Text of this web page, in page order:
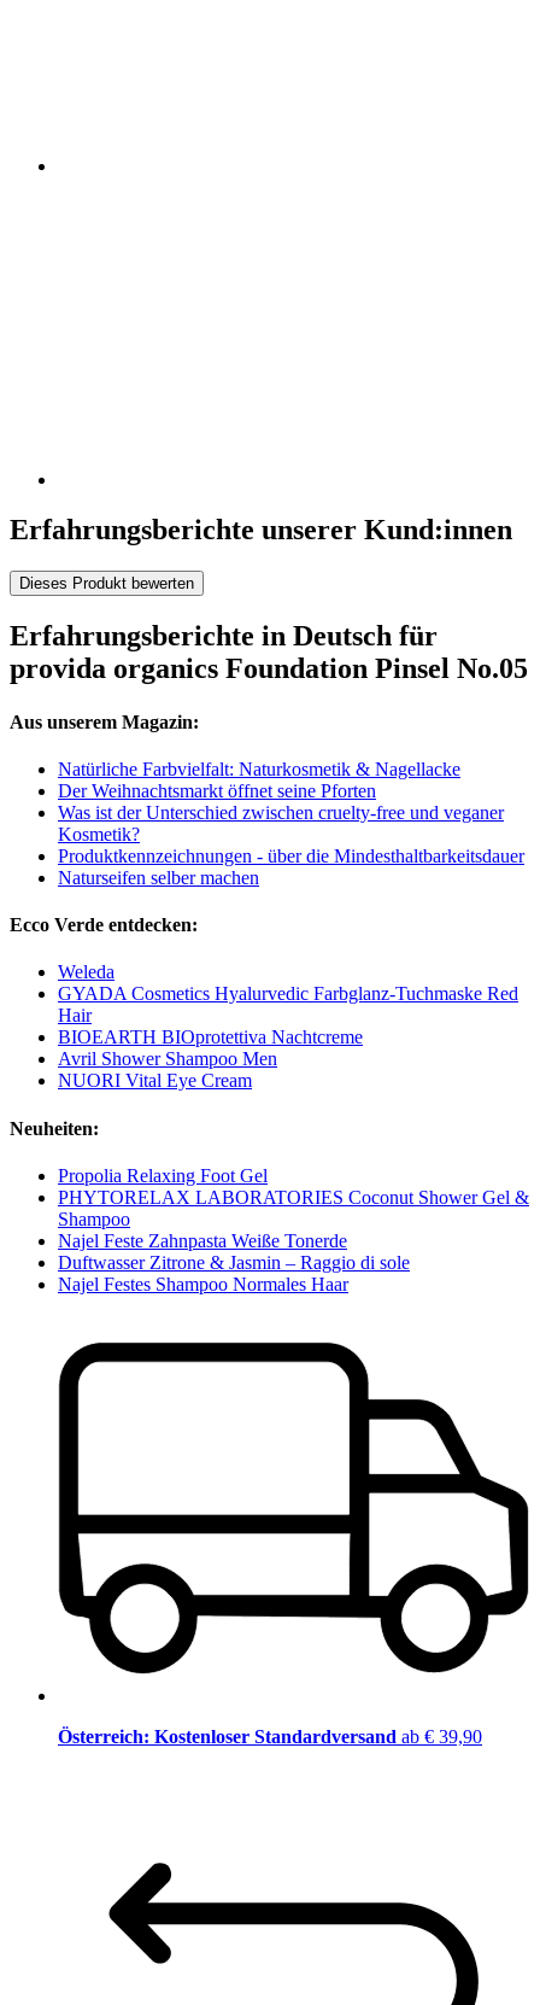
Erfahrungsberichte unserer Kund:innen
Dieses Produkt bewerten
Erfahrungsberichte in Deutsch für
provida organics Foundation Pinsel No.05
Aus unserem Magazin:
Natürliche Farbvielfalt: Naturkosmetik & Nagellacke
Der Weihnachtsmarkt öffnet seine Pforten
Was ist der Unterschied zwischen cruelty-free und veganer
Kosmetik?
Produktkennzeichnungen - über die Mindesthaltbarkeitsdauer
Naturseifen selber machen
Ecco Verde entdecken:
Weleda
GYADA Cosmetics Hyalurvedic Farbglanz-Tuchmaske Red
Hair
BIOEARTH BIOprotettiva Nachtcreme
Avril Shower Shampoo Men
NUORI Vital Eye Cream
Neuheiten:
Propolia Relaxing Foot Gel
PHYTORELAX LABORATORIES Coconut Shower Gel &
Shampoo
Najel Feste Zahnpasta Weiße Tonerde
Duftwasser Zitrone & Jasmin – Raggio di sole
Najel Festes Shampoo Normales Haar
Österreich: Kostenloser Standardversand ab € 39,90